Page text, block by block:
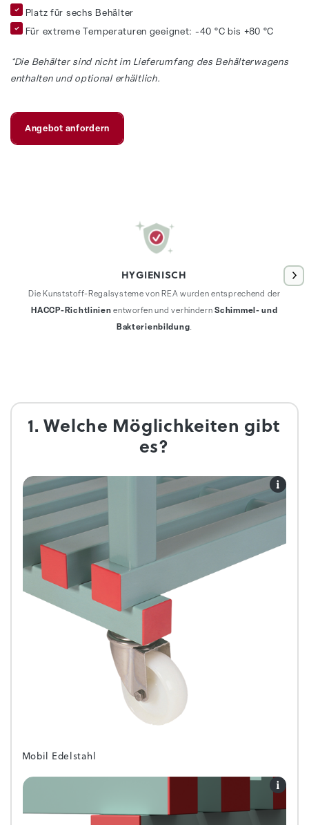
Platz für sechs Behälter
Für extreme Temperaturen geeignet: -40 °C bis +80 °C
*Die Behälter sind nicht im Lieferumfang des Behälterwagens
enthalten und optional erhältlich.
Angebot anfordern
HYGIENISCH
Die Kunststoff-Regalsysteme von REA wurden entsprechend der
HACCP-Richtlinien entworfen und verhindernSchimmel- und
Bakterienbildung.
1. Welche Möglichkeiten gibt
es?
Mobil Edelstahl